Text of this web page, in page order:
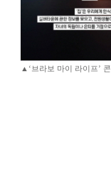
▲‘브라보 마이 라이프’